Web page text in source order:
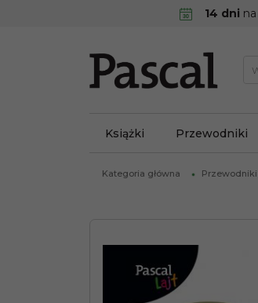
14 dni
Książki Przewodniki
Kategoria główna Przewodniki